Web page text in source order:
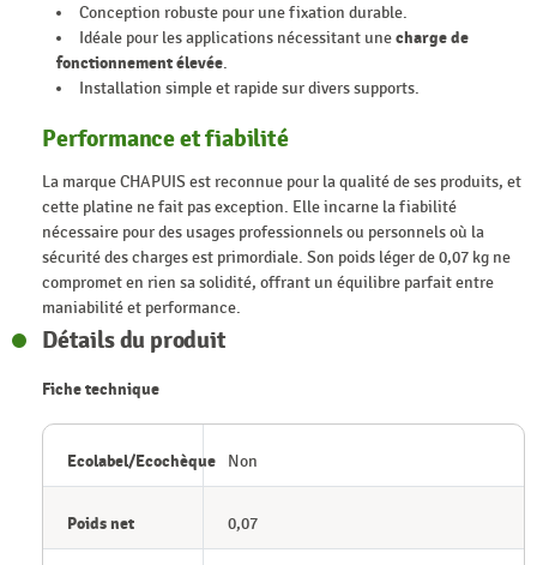
Conception robuste pour une fixation durable.
Idéale pour les applications nécessitant unecharge de
fonctionnement élevée.
Installation simple et rapide sur divers supports.
Performance et fiabilité
La marque CHAPUIS est reconnue pour la qualité de ses produits, et
cette platine ne fait pas exception. Elle incarne la fiabilité
nécessaire pour des usages professionnels ou personnels où la
sécurité des charges est primordiale. Son poids léger de 0,07 kg ne
compromet en rien sa solidité, offrant un équilibre parfait entre
maniabilité et performance.
Détails du produit
Fiche technique
Ecolabel/Ecochèque Non
Poids net 0,07